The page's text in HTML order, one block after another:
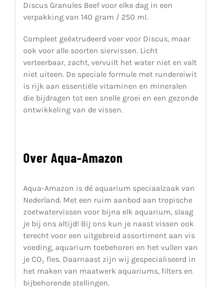
Discus Granules Beef voor elke dag in een
verpakking van 140 gram / 250 ml.
Compleet geëxtrudeerd voer voor Discus, maar
ook voor alle soorten siervissen. Licht
verteerbaar, zacht, vervuilt het water niet en valt
niet uiteen. De speciale formule met rundereiwit
is rijk aan essentiële vitaminen en mineralen
die bijdragen tot een snelle groei en een gezonde
ontwikkeling van de vissen.
Over Aqua-Amazon
Aqua-Amazon is dé aquarium speciaalzaak van
Nederland. Met een ruim aanbod aan tropische
zoetwatervissen voor bijna elk aquarium, slaag
je bij ons altijd! Bij ons kun je naast vissen ook
terecht voor een uitgebreid assortiment aan vis
voeding, aquarium toebehoren en het vullen van
je CO₂ fles. Daarnaast zijn wij gespecialiseerd in
het maken van maatwerk aquariums, filters en
bijbehorende stellingen.